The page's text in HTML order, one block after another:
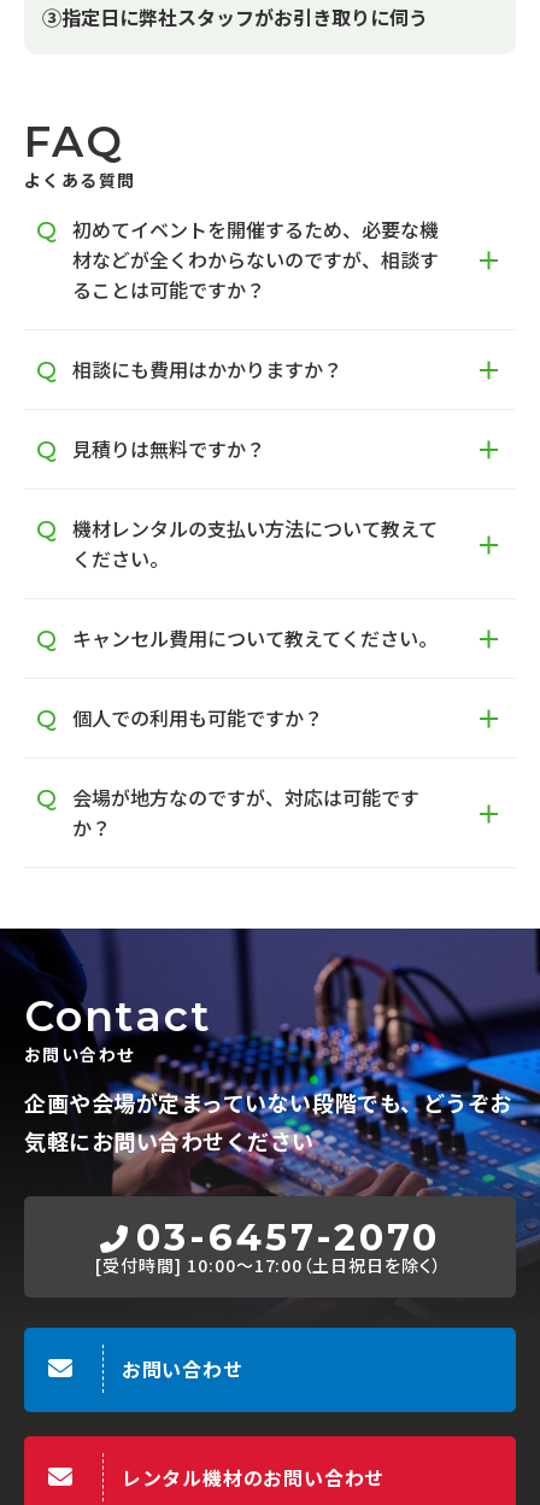
③指定日に弊社スタッフがお引き取りに伺う
FAQ
よくある質問
初めてイベントを開催するため、必要な機
材などが全くわからないのですが、相談す
ることは可能ですか？
相談にも費用はかかりますか？
見積りは無料ですか？
機材レンタルの支払い方法について教えて
ください。
キャンセル費用について教えてください。
個人での利用も可能ですか？
会場が地方なのですが、対応は可能です
か？
Contact
お問い合わせ
企画や会場が定まっていない段階でも、どうぞお
気軽にお問い合わせください
03-6457-2070
[受付時間] 10:00～17:00（土日祝日を除く）
お問い合わせ
レンタル機材のお問い合わせ